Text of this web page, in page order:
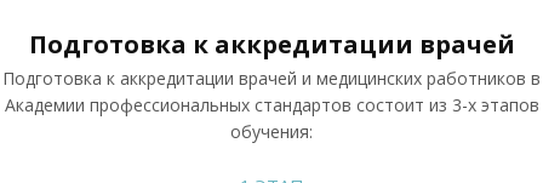
Подготовка к аккредитации врачей
Подготовка к аккредитации врачей и медицинских работников в
Академии профессиональных стандартов состоит из 3-х этапов
обучения: